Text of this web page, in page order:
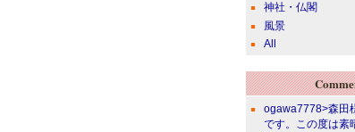
神社・仏閣
風景
All
ogawa7778>森田
です。この度は素